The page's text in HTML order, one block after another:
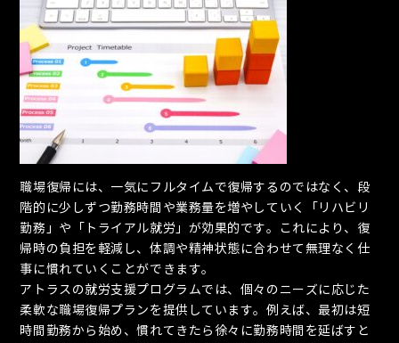
職場復帰には、一気にフルタイムで復帰するのではなく、段
階的に少しずつ勤務時間や業務量を増やしていく「リハビリ
勤務」や「トライアル就労」が効果的です。これにより、復
帰時の負担を軽減し、体調や精神状態に合わせて無理なく仕
事に慣れていくことができます。
アトラスの就労支援プログラムでは、個々のニーズに応じた
柔軟な職場復帰プランを提供しています。例えば、最初は短
時間勤務から始め、慣れてきたら徐々に勤務時間を延ばすと